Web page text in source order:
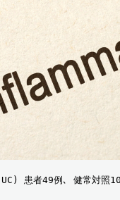
者49例､ 健常対照